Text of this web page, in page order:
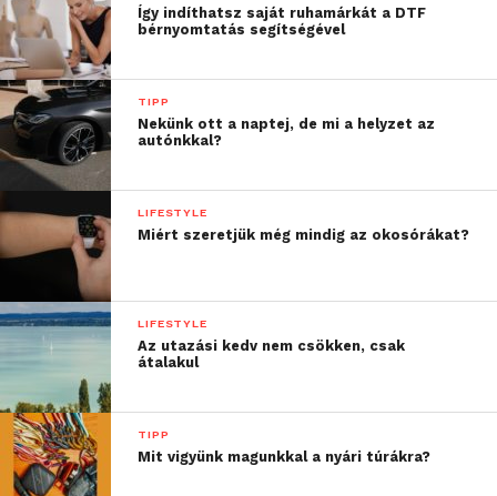
tervezésű és készítésű termékekre lehet bukkanni,
így valószínű, hogy kis mennyiségben gyártanak
belőlük. De bárhová is megyünk, bárhol vásárolunk,
sose felejtsük el kuponjainkat magunkkal vinni.
További friss híreket talál a
Így indíthatsz saját ruhamárkát a DTF
bérnyomtatás segítségével
TIPP
Nekünk ott a naptej, de mi a helyzet az
autónkkal?
LIFESTYLE
Miért szeretjük még mindig az okosórákat?
LIFESTYLE
Az utazási kedv nem csökken, csak
átalakul
TIPP
Mit vigyünk magunkkal a nyári túrákra?